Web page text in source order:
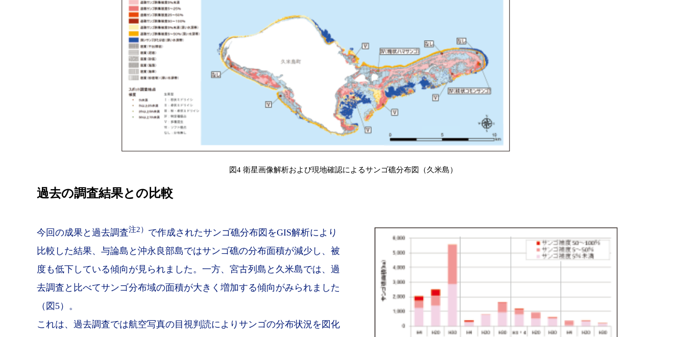
図4 衛星画像解析および現地確認によるサンゴ礁分布図（久米島）
過去の調査結果との比較
今回の成果と過去調査注2） で作成されたサンゴ礁分布図をGIS解析により
比較した結果、与論島と沖永良部島ではサンゴ礁の分布面積が減少し、被
度も低下している傾向が見られました。一方、宮古列島と久米島では、過
去調査と比べてサンゴ分布域の面積が大きく増加する傾向がみられました
（図5）。
これは、過去調査では航空写真の目視判読によりサンゴの分布状況を図化